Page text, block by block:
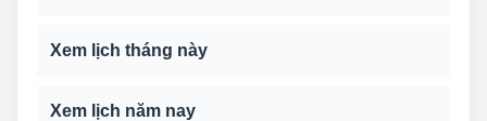
Xem lịch tháng này
Xem lịch năm nay